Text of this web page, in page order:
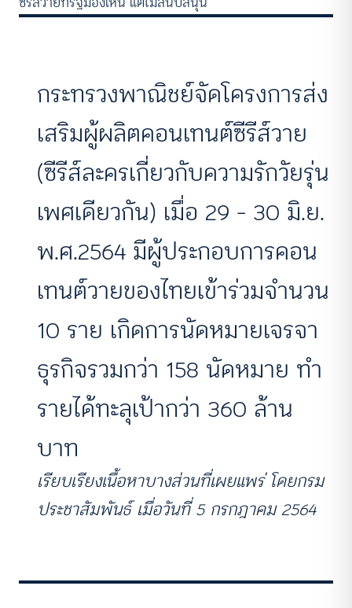
กระทรวงพาณิชย์จัดโครงการส่ง
เสริมผู้ผลิตคอนเทนต์ซีรีส์วาย
(ซีรีส์ละครเกี่ยวกับความรักวัยรุ่น
เพศเดียวกัน) เมื่อ 29 – 30 มิ.ย.
พ.ศ.2564 มีผู้ประกอบการคอน
เทนต์วายของไทยเข้าร่วมจำนวน
10 ราย เกิดการนัดหมายเจรจา
ธุรกิจรวมกว่า 158 นัดหมาย ทำ
รายได้ทะลุเป้ากว่า 360 ล้าน
บาท
เรียบเรียงเนื้อหาบางส่วนที่เผยแพร่ โดยกรม
ประชาสัมพันธ์ เมื่อวันที่ 5 กรกฎาคม 2564